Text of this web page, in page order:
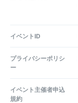
イベントID
プライバシーポリシ
ー
イベント主催者申込
規約